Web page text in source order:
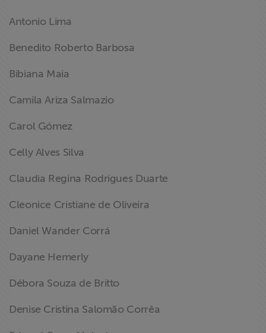
Antonio Lima
Benedito Roberto Barbosa
Bibiana Maia
Camila Ariza Salmazio
Carol Gómez
Celly Alves Silva
Claudia Regina Rodrigues Duarte
Cleonice Cristiane de Oliveira
Daniel Wander Corrá
Dayane Hemerly
Débora Souza de Britto
Denise Cristina Salomão Corrêa